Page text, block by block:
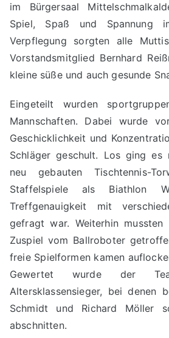
im Bürgersaal
Spiel, Spaß und Spannung
Verpflegung sorgten alle
Vorstandsmitglied Bernhard
kleine süße und auch gesunde
Eingeteilt wurden
Mannschaften. Dabei wurde
Geschicklichkeit und
Schläger geschult. Los ging
neu gebauten Tischtennis-
Staffelspiele als Biathlon
Treffgenauigkeit mit
gefragt war. Weiterhin mussten
Zuspiel vom Ballroboter
freie Spielformen kamen
Gewertet wurde der
Altersklassensieger, bei denen
Schmidt und Richard Möller
abschnitten.